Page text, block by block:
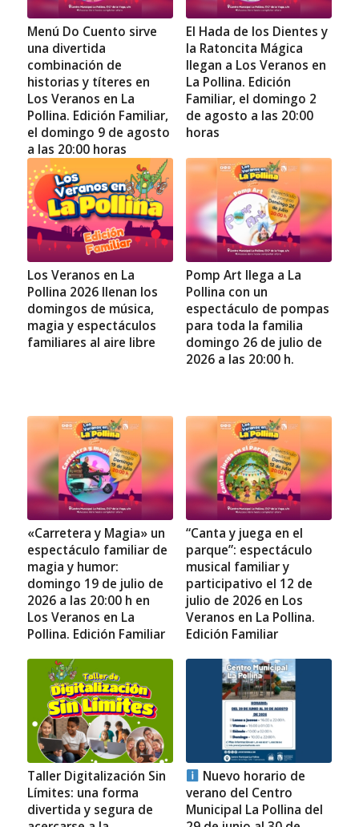
Menú Do Cuento sirve
una divertida
combinación de
historias y títeres en
Los Veranos en La
Pollina. Edición Familiar,
el domingo 9 de agosto
a las 20:00 horas
El Hada de los Dientes y
la Ratoncita Mágica
llegan a Los Veranos en
La Pollina. Edición
Familiar, el domingo 2
de agosto a las 20:00
horas
Los Veranos en La
Pollina 2026 llenan los
domingos de música,
magia y espectáculos
familiares al aire libre
Pomp Art llega a La
Pollina con un
espectáculo de pompas
para toda la familia
domingo 26 de julio de
2026 a las 20:00 h.
«Carretera y Magia» un
espectáculo familiar de
magia y humor:
domingo 19 de julio de
2026 a las 20:00 h en
Los Veranos en La
Pollina. Edición Familiar
“Canta y juega en el
parque”: espectáculo
musical familiar y
participativo el 12 de
julio de 2026 en Los
Veranos en La Pollina.
Edición Familiar
Taller Digitalización Sin
Límites: una forma
divertida y segura de
Nuevo horario de
verano del Centro
Municipal La Pollina del